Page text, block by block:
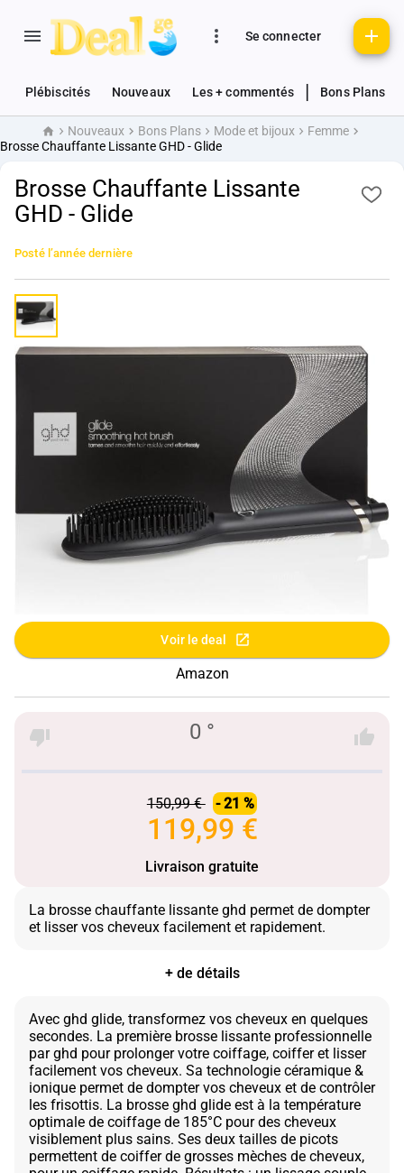
Se connecter
Plébiscités Nouveaux Les + commentés Bons Plans
AccueilNouveaux Bons Plans Mode et bijoux
Femme
Brosse Chauffante Lissante GHD - Glide
Brosse Chauffante Lissante
GHD - Glide
Posté l’année dernière
Voir le deal
Amazon
0 °
150,99 € - 21 %
119,99 €
Livraison gratuite
La brosse chauffante lissante ghd permet de dompter
+ de détails
Avec ghd glide, transformez vos cheveux en quelques
secondes. La première brosse lissante professionnelle
par ghd pour prolonger votre coiffage, coiffer et lisser
facilement vos cheveux. Sa technologie céramique &
ionique permet de dompter vos cheveux et de contrôler
les frisottis. La brosse ghd glide est à la température
optimale de coiffage de 185°C pour des cheveux
visiblement plus sains. Ses deux tailles de picots
permettent de coiffer de grosses mèches de cheveux,